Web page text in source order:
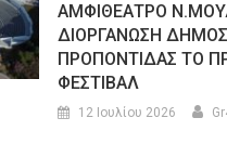
ΑΜΦΙΘΕΑΤΡΟ
ΔΙΟΡΓΑΝΩΣΗ
ΠΡΟΠΟΝΤΙΔΑΣ ΤΟ
ΦΕΣΤΙΒΑΛ
12 Ιουλίου 2026